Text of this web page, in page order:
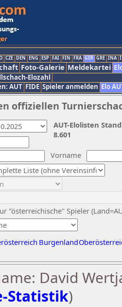
CZE DEN ENG ESP FAI FIN FRA GER GRE INA
Foto-Galerie Meldekartei
Elozahl
AUT FIDE Spieler anmelden Elo
offiziellen
Vorname
"österreichische" Spieler
Burgenland
AUT-Elolisten
8.601
David
Statistik)